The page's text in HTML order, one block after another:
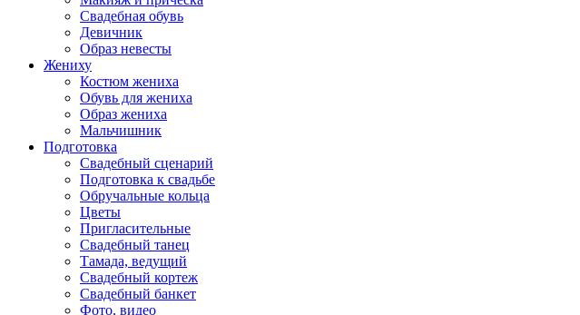
Свадебная обувь
Девичник
Образ невесты
Жениху
Костюм жениха
Обувь для жениха
Образ жениха
Мальчишник
Подготовка
Свадебный сценарий
Подготовка к свадьбе
Обручальные кольца
Цветы
Пригласительные
Свадебный танец
Тамада, ведущий
Свадебный кортеж
Свадебный банкет
Фото, видео